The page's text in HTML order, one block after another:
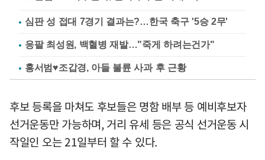
심판 성 접대 7경기 결과는?…한국 축구 '5승 2무'
응팔 최성원, 백혈병 재발…"죽게 하려는건가"
홍서범♥조갑경, 아들 불륜 사과 후 근황
후보 등록을 마쳐도 후보들은 명함 배부 등 예비후보자
선거운동만 가능하며, 거리 유세 등은 공식 선거운동 시
작일인 오는 21일부터 할 수 있다.